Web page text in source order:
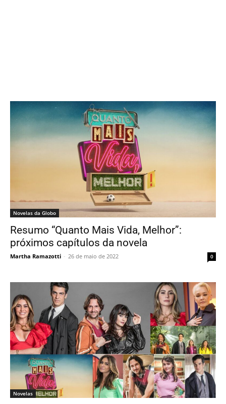
Novelas da Globo
Resumo “Quanto Mais Vida, Melhor”:
próximos capítulos da novela
Martha Ramazotti - 26 de maio de 2022 0
Novelas